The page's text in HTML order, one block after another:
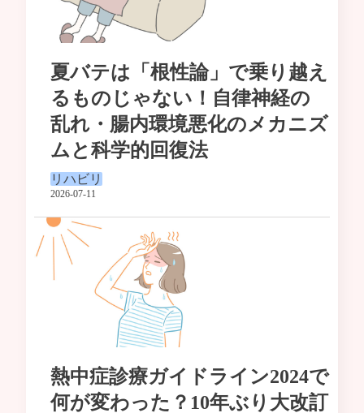
夏バテは「根性論」で乗り越え
るものじゃない！自律神経の
乱れ・腸内環境悪化のメカニズ
ムと科学的回復法
リハビリ
2026-07-11
熱中症診療ガイドライン2024で
何が変わった？10年ぶり大改訂